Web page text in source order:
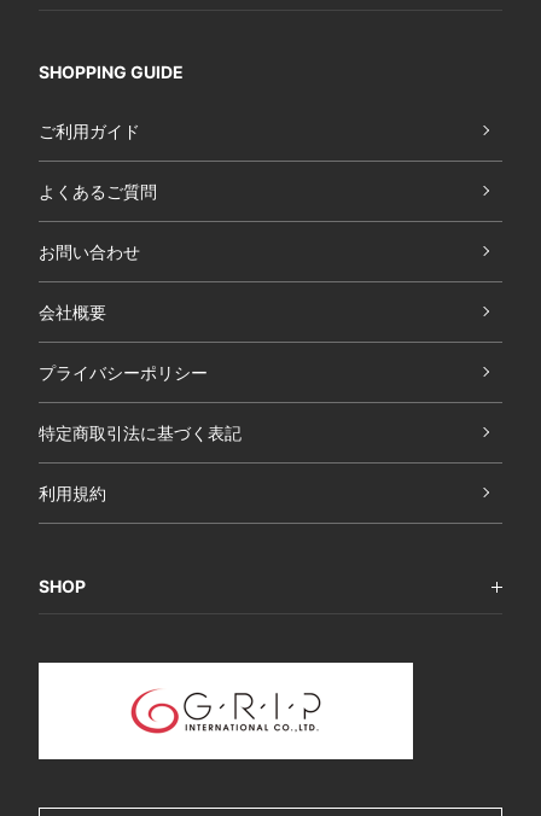
SHOPPING GUIDE
ご利用ガイド
よくあるご質問
お問い合わせ
会社概要
プライバシーポリシー
特定商取引法に基づく表記
利用規約
SHOP